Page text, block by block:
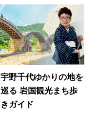
宇野千代ゆかりの地を
巡る 岩国観光まち歩
きガイド